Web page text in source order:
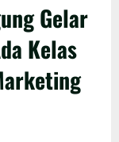
Gelar
Kelas